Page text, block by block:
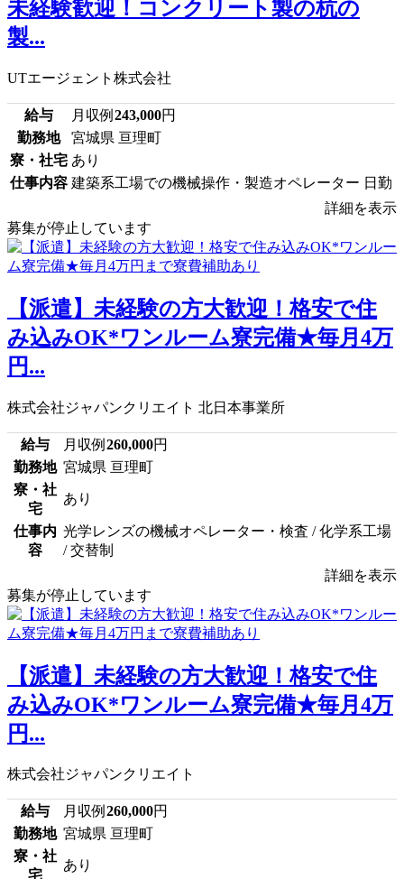
未経験歓迎！コンクリート製の杭の
製...
UTエージェント株式会社
給与 月収例 243,000円
勤務地
宮城県 亘理町
寮・社宅 あり
仕事内容 建築系工場での機械操作・製造オペレーター 日勤
詳細を表示
募集が停止しています
【派遣】未経験の方大歓迎！格安で住
み込みOK*ワンルーム寮完備★毎月4万
円...
株式会社ジャパンクリエイト 北日本事業所
給与 月収例 260,000円
勤務地 宮城県 亘理町
寮・社
宅
あり
仕事内
容
光学レンズの機械オペレーター・検査 / 化学系工場
/ 交替制
詳細を表示
募集が停止しています
【派遣】未経験の方大歓迎！格安で住
み込みOK*ワンルーム寮完備★毎月4万
円...
株式会社ジャパンクリエイト
給与 月収例 260,000円
勤務地 宮城県 亘理町
寮・社
宅
あり